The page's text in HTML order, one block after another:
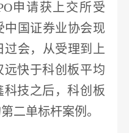
申请获上交所受
中国证券业协会现
过会，从受理到上
远快于科创板平均
技之后，科创板
二单标杆案例。